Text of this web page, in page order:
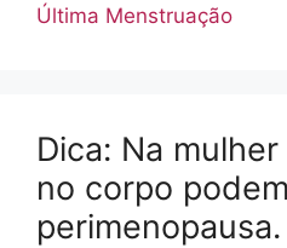
Última Menstruação
Dica: Na
no corpo
perimenopausa.